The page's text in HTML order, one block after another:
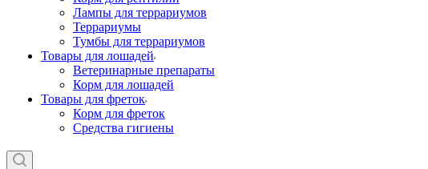
Лампы для террариумов
Террариумы
Тумбы для террариумов
Товары для лошадей
Ветеринарные препараты
Корм для лошадей
Товары для фреток
Корм для фреток
Средства гигиены